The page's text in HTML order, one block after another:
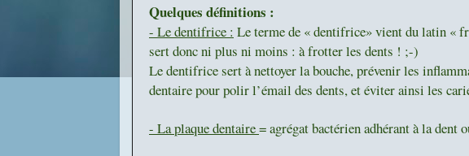
Quelques définitions :
- Le dentifrice : Le terme de « dentifrice» vient du latin «
sert donc ni plus ni moins : à frotter les dents ! ;-)
Le dentifrice sert à nettoyer la bouche, prévenir les
dentaire pour polir l’émail des dents, et éviter ainsi les
- La plaque dentaire= agrégat bactérien adhérant à la dent